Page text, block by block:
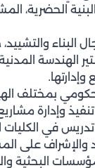
الحضرية،
البناء
الهندسة
وإدارتها.
بمختلف
وإدارة مشاريع
في الكليات
والإشراف على
البحثية